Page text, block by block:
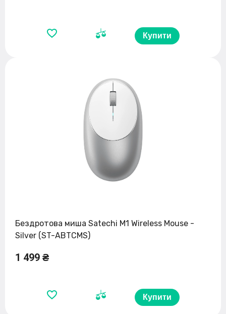
Купити
Бездротова миша Satechi M1 Wireless Mouse -
Silver (ST-ABTCMS)
1 499 ₴
Купити